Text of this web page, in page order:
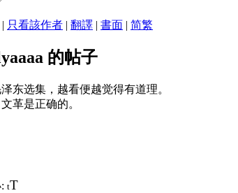
| 只看該作者 | 翻譯 | 書面 | 简繁
的帖子
东选集，越看便越觉得有道理。
革是正确的。
tT